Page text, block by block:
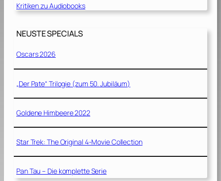
Kritiken zu Audiobooks
NEUSTE SPECIALS
Oscars 2026
„Der Pate“ Trilogie (zum 50. Jubiläum)
Goldene Himbeere 2022
Star Trek: The Original 4-Movie Collection
Pan Tau – Die komplette Serie